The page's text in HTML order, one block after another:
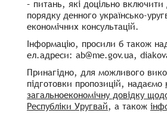
– питань, які доцільно включити
порядку денного українсько-
економічних консультацій.
Інформацію, просили б також
ел.адреси: ab@me.gov.ua,
Принагідно, для можливого
підготовки пропозицій, надаємо
загальноекономічну довідку
Республіки Уругвай, а також